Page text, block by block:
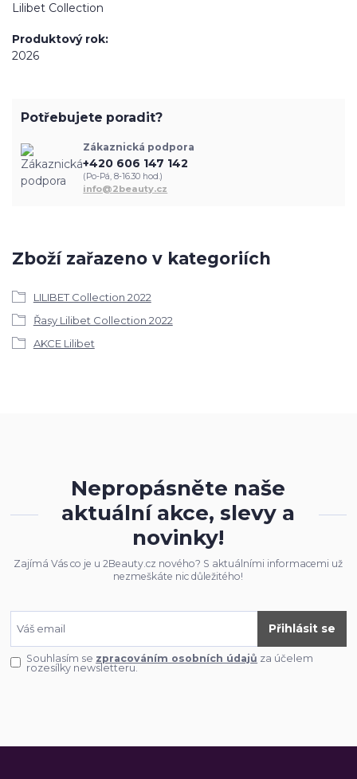
Lilibet Collection
Produktový rok
2026
Zboží zařazeno v kategoriích
LILIBET Collection 2022
Řasy Lilibet Collection 2022
AKCE Lilibet
Potřebujete poradit?
Zákaznická podpora
+420 606 147 142
(Po-Pá, 8-16.30 hod.)
info@2beauty.cz
Nepropásněte naše
aktuální akce, slevy a
novinky!
Zajímá Vás co je u 2Beauty.cz nového? S aktuálními informacemi už
nezmeškáte nic důležitého!
Přihlásit se
Souhlasím se zpracováním osobních údajů za účelem
rozesílky newsletteru.